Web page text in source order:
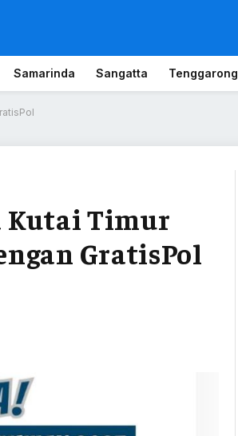
Samarinda Sangatta Tenggarong
Kutai Timur
GratisPol